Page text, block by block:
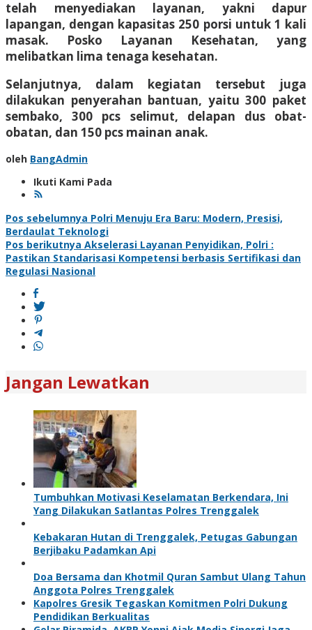
telah menyediakan layanan, yakni dapur
lapangan, dengan kapasitas 250 porsi untuk 1 kali
masak. Posko Layanan Kesehatan, yang
melibatkan lima tenaga kesehatan.
Selanjutnya, dalam kegiatan tersebut juga
dilakukan penyerahan bantuan, yaitu 300 paket
sembako, 300 pcs selimut, delapan dus obat-
obatan, dan 150 pcs mainan anak.
oleh BangAdmin
Ikuti Kami Pada
Navigasi
pos
Pos sebelumnya Polri Menuju Era Baru: Modern, Presisi,
Berdaulat Teknologi
Pos berikutnya Akselerasi Layanan Penyidikan, Polri :
Pastikan Standarisasi Kompetensi berbasis Sertifikasi dan
Regulasi Nasional
Jangan Lewatkan
Tumbuhkan Motivasi Keselamatan Berkendara, Ini
Yang Dilakukan Satlantas Polres Trenggalek
Kebakaran Hutan di Trenggalek, Petugas Gabungan
Berjibaku Padamkan Api
Doa Bersama dan Khotmil Quran Sambut Ulang Tahun
Anggota Polres Trenggalek
Kapolres Gresik Tegaskan Komitmen Polri Dukung
Pendidikan Berkualitas